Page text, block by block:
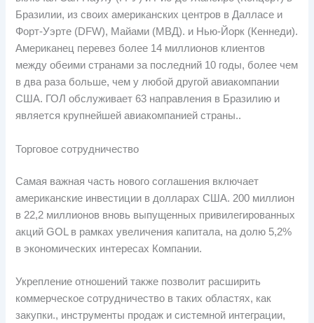
Бразилии, из своих американских центров в Далласе и
Форт-Уэрте (DFW), Майами (МВД). и Нью-Йорк (Кеннеди).
Американец перевез более 14 миллионов клиентов
между обеими странами за последний 10 годы, более чем
в два раза больше, чем у любой другой авиакомпании
США. ГОЛ обслуживает 63 направления в Бразилию и
является крупнейшей авиакомпанией страны..
Торговое сотрудничество
Самая важная часть нового соглашения включает
американские инвестиции в долларах США. 200 миллион
в 22,2 миллионов вновь выпущенных привилегированных
акций GOL в рамках увеличения капитала, на долю 5,2%
в экономических интересах Компании.
Укрепление отношений также позволит расширить
коммерческое сотрудничество в таких областях, как
закупки., инструменты продаж и системной интеграции,